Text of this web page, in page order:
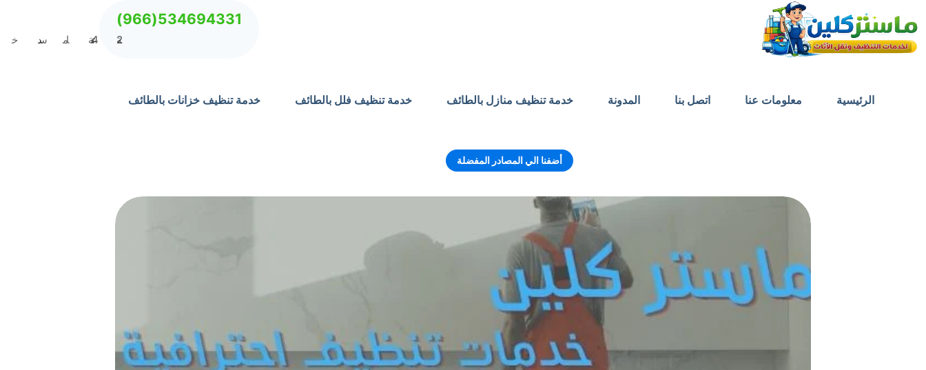
534694331(966)
الرئيسية معلومات عنا اتصل بنا المدونة خدمة تنظيف منازل بالطائف خدمة تنظيف فلل بالطائف خدمة تنظيف خزانات بالطائف
أضفنا الي المصادر المفضلة